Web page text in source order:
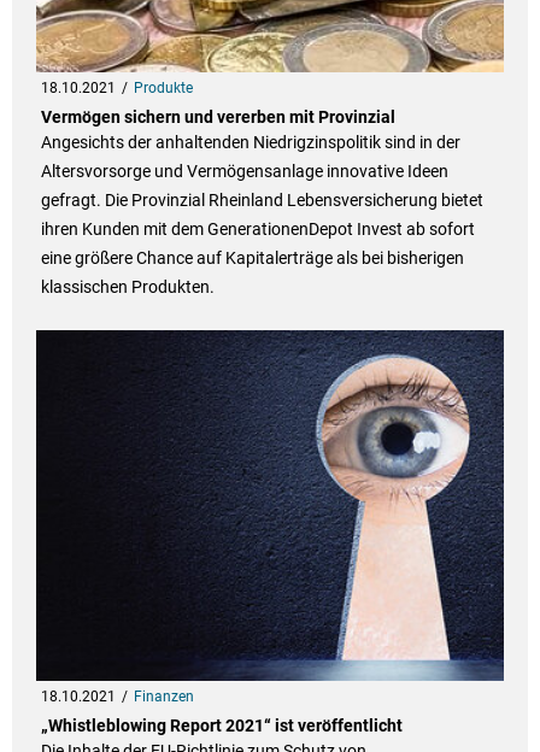
18.10.2021 Produkte
Vermögen sichern und vererben mit Provinzial
Angesichts der anhaltenden Niedrigzinspolitik sind in der
Altersvorsorge und Vermögensanlage innovative Ideen
gefragt. Die Provinzial Rheinland Lebensversicherung bietet
ihren Kunden mit dem GenerationenDepot Invest ab sofort
eine größere Chance auf Kapitalerträge als bei bisherigen
klassischen Produkten.
18.10.2021 Finanzen
„Whistleblowing Report 2021“ ist veröffentlicht